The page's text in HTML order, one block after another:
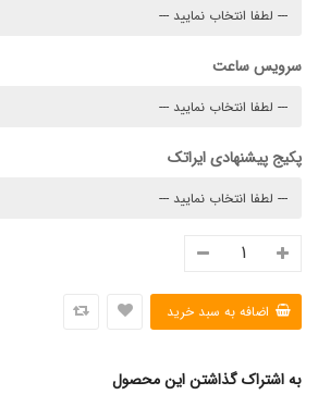
سرویس ساعت
پکیج پیشنهادی ایراتک
به اشتراک گذاشتن این محصول